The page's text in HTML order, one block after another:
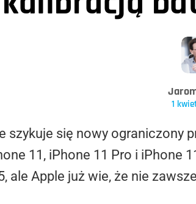
1
szykuje się nowy ograniczony
11, iPhone 11 Pro i iPhone
ale Apple już wie, że nie